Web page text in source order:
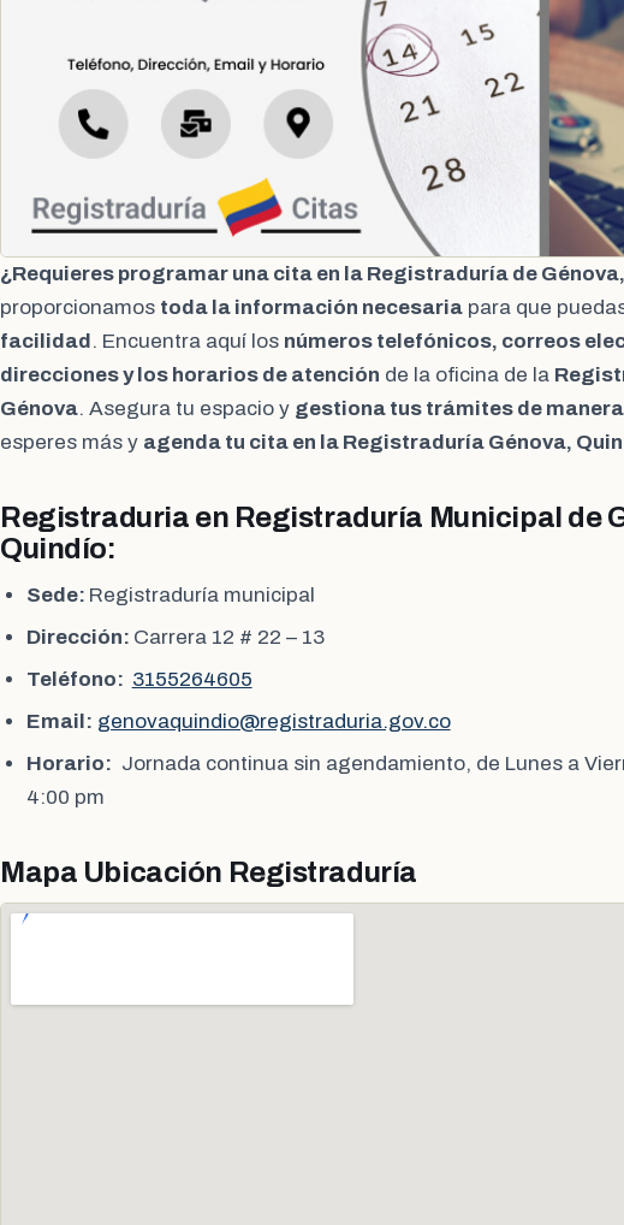
¿Requieres programar una cita en la Registraduría de
proporcionamos toda la información necesaria para que
facilidad. Encuentra aquí los números telefónicos, correos
direcciones y los horarios de atención de la oficina de la
Génova. Asegura tu espacio y gestiona tus trámites de
esperes más y agenda tu cita en la Registraduría Génova,
Registraduria en Registraduría Municipal de
Quindío:
Sede: Registraduría municipal
Dirección: Carrera 12 # 22 – 13
Teléfono: 3155264605
Email: genovaquindio@registraduria.gov.co
Horario: Jornada continua sin agendamiento, de Lunes a
4:00 pm
Mapa Ubicación Registraduría